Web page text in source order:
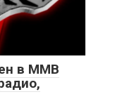
в ММВ